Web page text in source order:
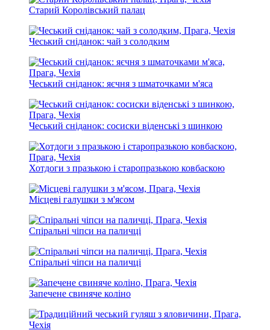
Старий Королівський палац
Чеський сніданок: чай з солодким
Чеський сніданок: яєчня з шматочками м'яса
Чеський сніданок: сосиски віденські з шинкою
Хотдоги з празькою і старопразькою ковбаскою
Місцеві галушки з м'ясом
Спіральні чіпси на паличці
Спіральні чіпси на паличці
Запечене свиняче коліно